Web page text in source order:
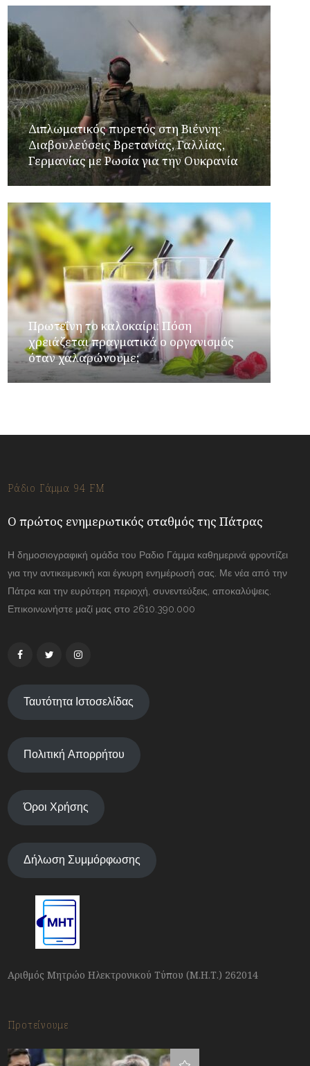
Διπλωματικός πυρετός στη Βιέννη:
Διαβουλεύσεις Βρετανίας, Γαλλίας,
Γερμανίας με Ρωσία για την Ουκρανία
Πρωτεΐνη το καλοκαίρι: Πόση
χρειάζεται πραγματικά ο οργανισμός
όταν χαλαρώνουμε;
Ράδιο Γάμμα 94 FM
Ο πρώτος ενημερωτικός σταθμός της Πάτρας
Η δημοσιογραφική ομάδα του Ραδιο Γάμμα καθημερινά φροντίζει
για την αντικειμενική και έγκυρη ενημέρωσή σας. Με νέα από την
Πάτρα και την ευρύτερη περιοχή, συνεντεύξεις, αποκαλύψεις.
Επικοινωνήστε μαζί μας στο 2610.390.000
Ταυτότητα Ιστοσελίδας
Πολιτική Απορρήτου
Όροι Χρήσης
Δήλωση Συμμόρφωσης
Αριθμός Μητρώο Ηλεκτρονικού Τύπου (Μ.Η.Τ.) 262014
Προτείνουμε